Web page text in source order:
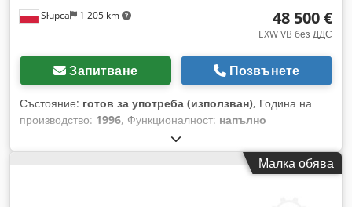
Słupca 1 205 km 48 500 €
EXW VB без ДДС
Запитване Позвънете
Състояние: готов за употреба (използван), Година на
производство: 1996, Функционалност: напълно
, разстояние между колоните:
затварящ ход:640 мм, обща височина:2 500 мм, обща
, обща дължина:7 500 мм,
Малка обява